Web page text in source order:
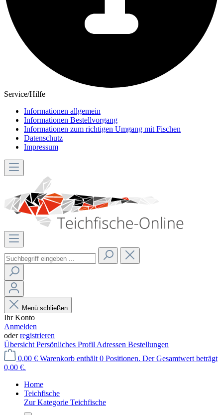
Service/Hilfe
Informationen allgemein
Informationen Bestellvorgang
Informationen zum richtigen Umgang mit Fischen
Datenschutz
Impressum
Menü schließen
Ihr Konto
Anmelden
oderregistrieren
Übersicht Persönliches Profil Adressen Bestellungen
0,00 € Warenkorb enthält 0 Positionen. Der Gesamtwert beträgt
0,00 €.
Home
Teichfische
Zur Kategorie Teichfische